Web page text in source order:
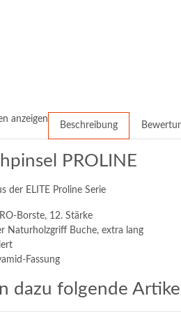
anzeigen
Beschreibung
PROLINE
der ELITE Proline Serie
Borste, 12. Stärke
Naturholzgriff Buche, extra lang
Fassung
dazu folgende